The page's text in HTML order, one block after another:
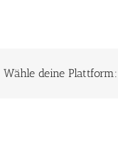
deine Plattform: